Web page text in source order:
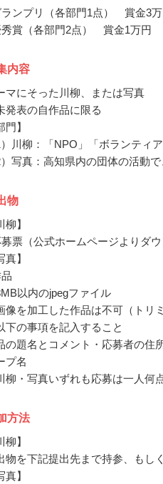
ランプリ（各部門1点） 賞金3
秀賞（各部門2点） 賞金1万円
内容
マにそった川柳、または写真
発表の自作品に限る
門】
）川柳：「NPO」「ボランティ
）写真：高知県内の団体の活動
物
柳】
票（公式ホームページよりダウ
真】
以内のjpegファイル
像を加工した作品は不可（トリ
下の事項を記入すること
の題名とコメント・応募者の住
プ名
柳・写真いずれも応募は一人何
方法
柳】
物を下記提出先まで持参、もし
真】